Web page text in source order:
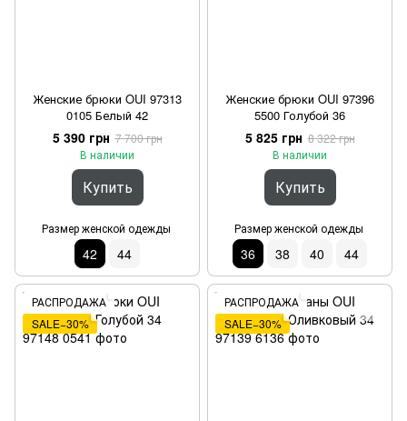
Женские брюки OUI 97313
0105 Белый 42
5 390 грн 7 700 грн
В наличии
Купить
Размер женской одежды
42 44
Женские брюки OUI 97396
5500 Голубой 36
5 825 грн 8 322 грн
В наличии
Купить
Размер женской одежды
36 38 40 44
РАСПРОДАЖА
SALE−30%
РАСПРОДАЖА
SALE−30%